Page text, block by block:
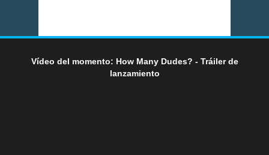
Vídeo del momento: How Many Dudes? - Tráiler de
lanzamiento